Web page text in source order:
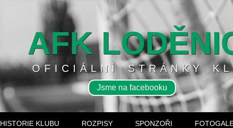
Jsme na facebooku
AFK
OFICIÁLNÍ STRÁNKY
HISTORIE KLUBU ROZPISY SPONZOŘI